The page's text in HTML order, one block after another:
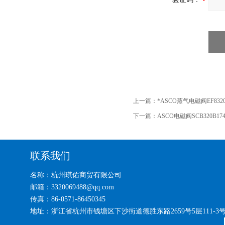
上一篇： *ASCO蒸气电磁阀
下一篇： ASCO电磁阀
联系我们
名称：杭州琪佑商贸有限公司
邮箱：3320069488@qq.com
传真：86-0571-86450345
地址：浙江省杭州市钱塘区下沙街道德胜东路2659号5层111-3